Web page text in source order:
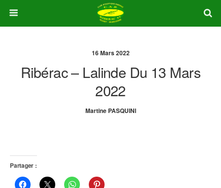
16 Mars 2022
Ribérac – Lalinde Du 13 Mars
2022
Martine PASQUINI
Partager :